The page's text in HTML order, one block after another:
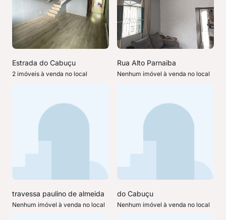
Estrada do Cabuçu
2 imóveis à venda no local
Rua Alto Parnaiba
Nenhum imóvel à venda no local
travessa paulino de almeida
Nenhum imóvel à venda no local
do Cabuçu
Nenhum imóvel à venda no local